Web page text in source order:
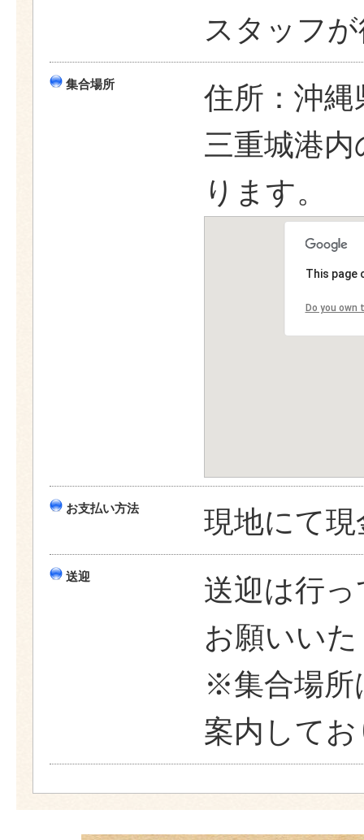
スタッフ
集合場所
住所：沖縄
三重城港
ります。
This page
Do you own
お支払い方法 現地にて現
送迎
送迎は行
お願いい
※集合場所
案内して